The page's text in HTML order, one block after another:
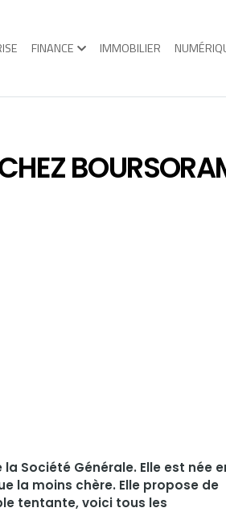
FINANCE IMMOBILIER
Société Générale. Elle est née
la moins chère. Elle propose de
tentante, voici tous les